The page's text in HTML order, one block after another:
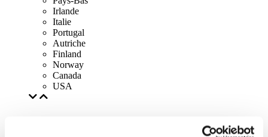
Irlande
Italie
Portugal
Autriche
Finland
Norway
Canada
USA